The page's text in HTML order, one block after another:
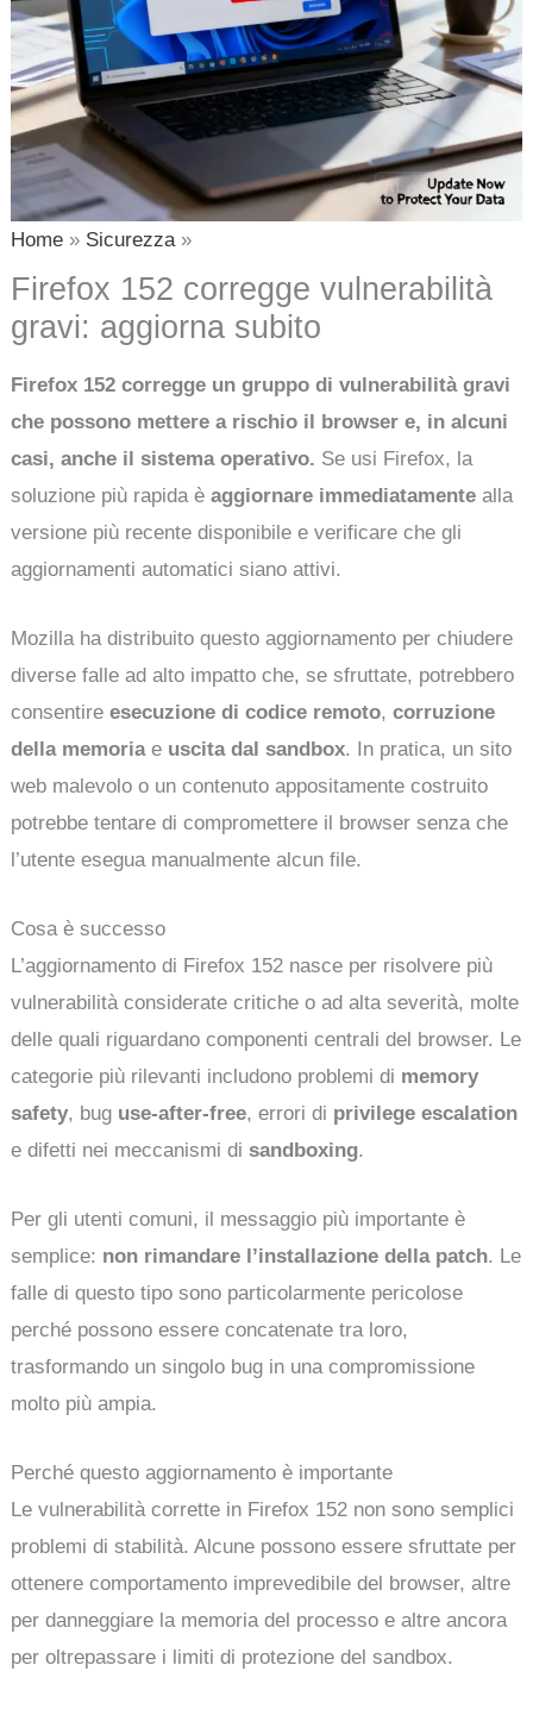
Home Sicurezza
Firefox 152 corregge vulnerabilità
gravi: aggiorna subito
Firefox 152 corregge un gruppo di vulnerabilità gravi
che possono mettere a rischio il browser e, in alcuni
casi, anche il sistema operativo. Se usi Firefox, la
soluzione più rapida èaggiornare immediatamente alla
versione più recente disponibile e verificare che gli
aggiornamenti automatici siano attivi.
Mozilla ha distribuito questo aggiornamento per chiudere
diverse falle ad alto impatto che, se sfruttate, potrebbero
consentireesecuzione di codice remoto,corruzione
della memoriae uscita dal sandbox. In pratica, un sito
web malevolo o un contenuto appositamente costruito
potrebbe tentare di compromettere il browser senza che
l’utente esegua manualmente alcun file.
Cosa è successo
L’aggiornamento di Firefox 152 nasce per risolvere più
vulnerabilità considerate critiche o ad alta severità, molte
delle quali riguardano componenti centrali del browser. Le
categorie più rilevanti includono problemi di memory
safety, bug use-after-free, errori di privilege escalation
e difetti nei meccanismi disandboxing.
Per gli utenti comuni, il messaggio più importante è
semplice: non rimandare l’installazione della patch. Le
falle di questo tipo sono particolarmente pericolose
perché possono essere concatenate tra loro,
trasformando un singolo bug in una compromissione
molto più ampia.
Perché questo aggiornamento è importante
Le vulnerabilità corrette in Firefox 152 non sono semplici
problemi di stabilità. Alcune possono essere sfruttate per
ottenere comportamento imprevedibile del browser, altre
per danneggiare la memoria del processo e altre ancora
per oltrepassare i limiti di protezione del sandbox.